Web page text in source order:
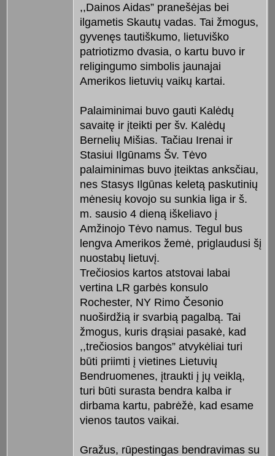
,,Dainos Aidas” pranešėjas bei
ilgametis Skautų vadas. Tai žmogus,
gyvenęs tautiškumo, lietuviško
patriotizmo dvasia, o kartu buvo ir
religingumo simbolis jaunajai
Amerikos lietuvių vaikų kartai.
Palaiminimai buvo gauti Kalėdų
savaitę ir įteikti per šv. Kalėdų
Bernelių Mišias. Tačiau Irenai ir
Stasiui Ilgūnams Šv. Tėvo
palaiminimas buvo įteiktas anksčiau,
nes Stasys Ilgūnas keletą paskutinių
mėnesių kovojo su sunkia liga ir š.
m. sausio 4 dieną iškeliavo į
Amžinojo Tėvo namus. Tegul bus
lengva Amerikos žemė, priglaudusi šį
nuostabų lietuvį.
Trečiosios kartos atstovai labai
vertina LR garbės konsulo
Rochester, NY Rimo Česonio
nuoširdžią ir svarbią pagalbą. Tai
žmogus, kuris drąsiai pasakė, kad
,,trečiosios bangos” atvykėliai turi
būti priimti į vietines Lietuvių
Bendruomenes, įtraukti į jų veiklą,
turi būti surasta bendra kalba ir
dirbama kartu, pabrėžė, kad esame
vienos tautos vaikai.
Gražus, rūpestingas bendravimas su